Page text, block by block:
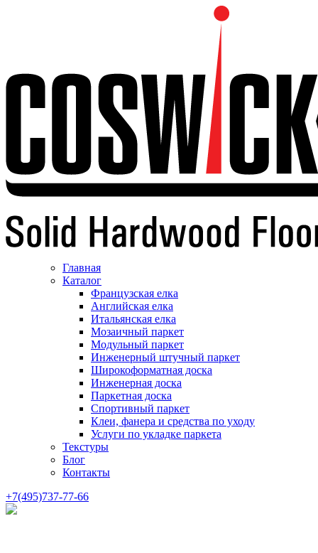
Главная
Каталог
Французская елка
Английская елка
Итальянская елка
Мозаичный паркет
Модульный паркет
Инженерный штучный паркет
Широкоформатная доска
Инженерная доска
Паркетная доска
Спортивный паркет
Клеи, фанера и средства по уходу
Услуги по укладке паркета
Текстуры
Блог
Контакты
+7(495)737-77-66